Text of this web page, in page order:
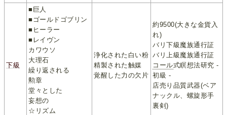
下級
■巨人
■ゴールドゴブリン
■ヒーラー
■レイヴン
カワウソ
大理石
繰り返される
勲章
堂々とした
妄想の
☆リズム
浄化された白い粉
精製された触媒
覚醒した力の欠片
約9500(大きな金貨入
れ)
バリ下級魔族通行証
バリ上級魔族通行証
コール式瞑想法研究 -
初級 -
店売り品質武器(ベア
ナックル、螺旋形手
裏剣)